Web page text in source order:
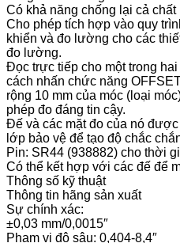
Có khả năng chống lại cả
Cho phép tích hợp vào quy
khiển và đo lường cho các
đo lường.
Đọc trực tiếp cho một trong
cách nhấn chức năng
rộng 10 mm của móc (loại
phép đo đáng tin cậy.
Đế và các mặt đo của nó
lớp bảo vệ để tạo độ chắc
Pin: SR44 (938882) cho thời
Có thể kết hợp với các đế để
Thông số kỹ thuật
Thông tin hãng sản xuất
Sự chính xác:
±0,03 mm/0,0015″
Phạm vi độ sâu: 0,404-8,4″